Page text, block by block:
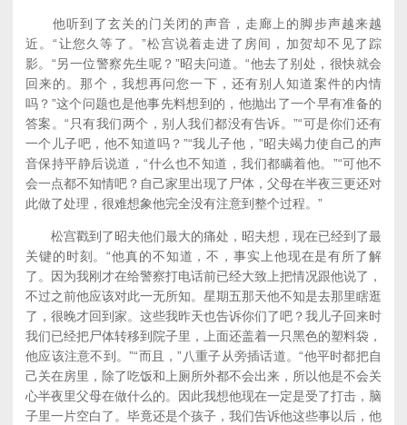
他听到了玄关的门关闭的声音，走廊上的脚步声越来越
近。“让您久等了。”松宫说着走进了房间，加贺却不见了踪
影。“另一位警察先生呢？”昭夫问道。“他去了别处，很快就会
回来的。那个，我想再问您一下，还有别人知道案件的内情
吗？”这个问题也是他事先料想到的，他抛出了一个早有准备的
答案。“只有我们两个，别人我们都没有告诉。”“可是你们还有
一个儿子吧，他不知道吗？”“我儿子他，”昭夫竭力使自己的声
音保持平静后说道，“什么也不知道，我们都瞒着他。”“可他不
会一点都不知情吧？自己家里出现了尸体，父母在半夜三更还对
此做了处理，很难想象他完全没有注意到整个过程。”
松宫戳到了昭夫他们最大的痛处，昭夫想，现在已经到了最
关键的时刻。“他真的不知道，不，事实上他现在是有所了解
了。因为我刚才在给警察打电话前已经大致上把情况跟他说了，
不过之前他应该对此一无所知。星期五那天他不知是去那里瞎逛
了，很晚才回到家。这些我昨天也告诉你们了吧？我儿子回来时
我们已经把尸体转移到院子里，上面还盖着一只黑色的塑料袋，
他应该注意不到。”“而且，”八重子从旁插话道。“他平时都把自
己关在房里，除了吃饭和上厕所外都不会出来，所以他是不会关
心半夜里父母在做什么的。因此我想他现在一定是受了打击，脑
子里一片空白了。毕竟还是个孩子，我们告诉他这些事以后，他